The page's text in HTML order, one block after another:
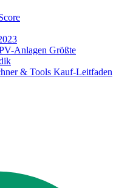
Anlagen Größte
& Tools Kauf-Leitfaden